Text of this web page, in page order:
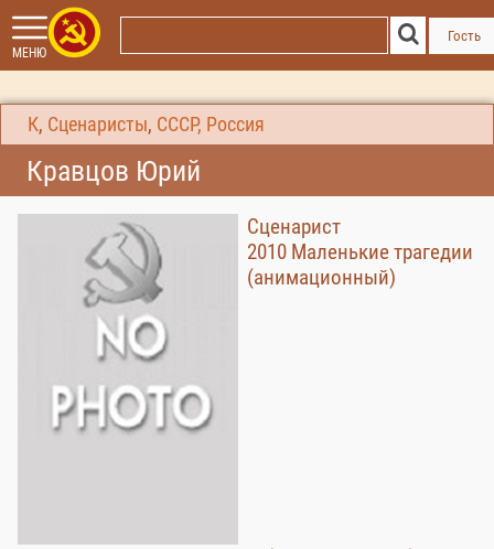
МЕНЮ
Гость
К, Сценаристы, СССР, Россия
Кравцов Юрий
Сценарист
2010 Маленькие трагедии
(анимационный)